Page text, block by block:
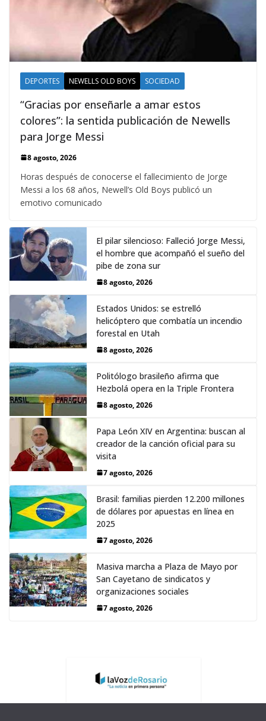
DEPORTES NEWELLS OLD BOYS SOCIEDAD
“Gracias por enseñarle a amar estos
colores”: la sentida publicación de Newells
para Jorge Messi
8 agosto, 2026
Horas después de conocerse el fallecimiento de Jorge
Messi a los 68 años, Newell’s Old Boys publicó un
emotivo comunicado
El pilar silencioso: Falleció Jorge Messi,
el hombre que acompañó el sueño del
pibe de zona sur
8 agosto, 2026
Estados Unidos: se estrelló
helicóptero que combatía un incendio
forestal en Utah
8 agosto, 2026
Politólogo brasileño afirma que
Hezbolá opera en la Triple Frontera
8 agosto, 2026
Papa León XIV en Argentina: buscan al
creador de la canción oficial para su
visita
7 agosto, 2026
Brasil: familias pierden 12.200 millones
de dólares por apuestas en línea en
2025
7 agosto, 2026
Masiva marcha a Plaza de Mayo por
San Cayetano de sindicatos y
organizaciones sociales
7 agosto, 2026